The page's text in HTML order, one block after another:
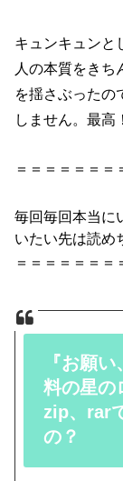
キュンキュンと
人の本質をきち
を揺さぶったの
しません。最高！
＝＝＝＝＝＝＝
毎回毎回本当に
いたい先は読め
＝＝＝＝＝＝＝
『お願
料の星の
zip、rar
の？